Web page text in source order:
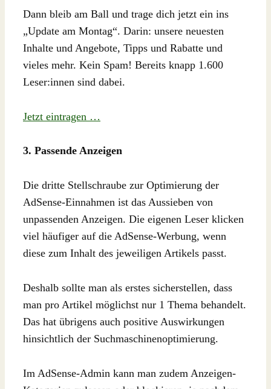
Dann bleib am Ball und trage dich jetzt ein ins
„Update am Montag“. Darin: unsere neuesten
Inhalte und Angebote, Tipps und Rabatte und
vieles mehr. Kein Spam! Bereits knapp 1.600
Leser:innen sind dabei.
Jetzt eintragen …
3. Passende Anzeigen
Die dritte Stellschraube zur Optimierung der
AdSense-Einnahmen ist das Aussieben von
unpassenden Anzeigen. Die eigenen Leser klicken
viel häufiger auf die AdSense-Werbung, wenn
diese zum Inhalt des jeweiligen Artikels passt.
Deshalb sollte man als erstes sicherstellen, dass
man pro Artikel möglichst nur 1 Thema behandelt.
Das hat übrigens auch positive Auswirkungen
hinsichtlich der Suchmaschinenoptimierung.
Im AdSense-Admin kann man zudem Anzeigen-